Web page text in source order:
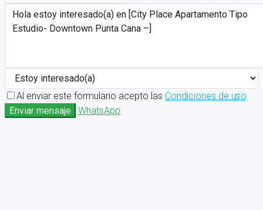
Al enviar este formulario acepto las Condiciones de uso
Enviar mensaje
WhatsApp